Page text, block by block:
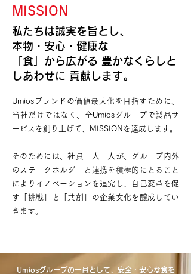
MISSION
私たちは誠実を旨とし、
本物・安心・健康な
「食」から広がる 豊かなくらしと
しあわせに 貢献します。
Umiosブランドの価値最大化を目指すために、
当社だけではなく、全Umiosグループで製品サ
ービスを創り上げて、MISSIONを達成します。
そのためには、社員一人一人が、グループ内外
のステークホルダーと連携を積極的にとること
によりイノベーションを追究し、自己変革を促
す「挑戦」と「共創」の企業文化を醸成してい
きます。
Umiosグループの一員として、安全・安心な食を